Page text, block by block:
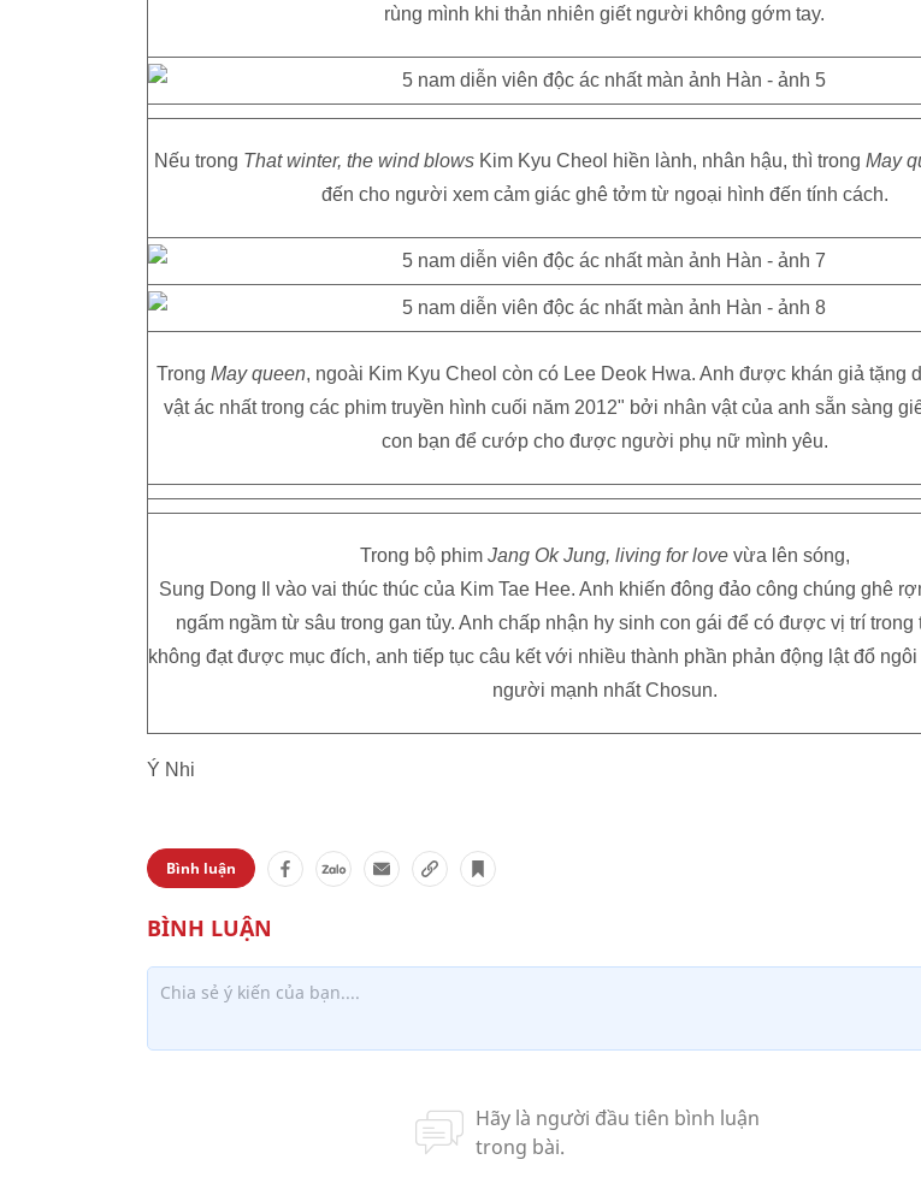
rùng mình khi thản nhiên giết người không gớm tay.
Nếu trong That winter, the wind blowsKim Kyu Cheol hiền lành, nhân hậu, thì trong May
đến cho người xem cảm giác ghê tởm từ ngoại hình đến tính cách.
Trong May queen, ngoài Kim Kyu Cheol còn có Lee Deok Hwa. Anh được khán giả tặng
vật ác nhất trong các phim truyền hình cuối năm 2012" bởi nhân vật của anh sẵn sàng
con bạn để cướp cho được người phụ nữ mình yêu.
Trong bộ phim Jang Ok Jung, living for love vừa lên sóng,
Sung Dong Il vào vai thúc thúc của Kim Tae Hee. Anh khiến đông đảo công chúng ghê
ngấm ngầm từ sâu trong gan tủy. Anh chấp nhận hy sinh con gái để có được vị trí trong
không đạt được mục đích, anh tiếp tục câu kết với nhiều thành phần phản động lật đổ
người mạnh nhất Chosun.
Ý Nhi
Bình luận